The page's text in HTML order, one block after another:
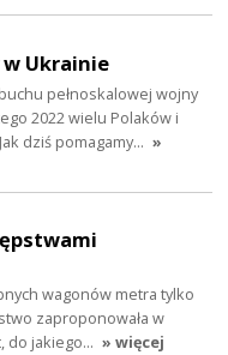
Ukrainie
pełnoskalowej wojny
2022 wielu Polaków i
dziś pomagamy… »
wagonów metra tylko
zaproponowała w
do jakiego… » więcej